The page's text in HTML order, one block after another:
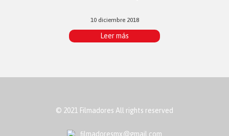
10 diciembre 2018
Leer más
© 2021 Filmadores All rights reserved
ﬁlmadoresmx@gmail.com